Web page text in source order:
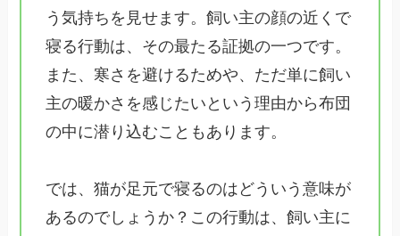
う気持ちを見せます。飼い主の顔の近くで
寝る行動は、その最たる証拠の一つです。
また、寒さを避けるためや、ただ単に飼い
主の暖かさを感じたいという理由から布団
の中に潜り込むこともあります。
では、猫が足元で寝るのはどういう意味が
あるのでしょうか？この行動は、飼い主に